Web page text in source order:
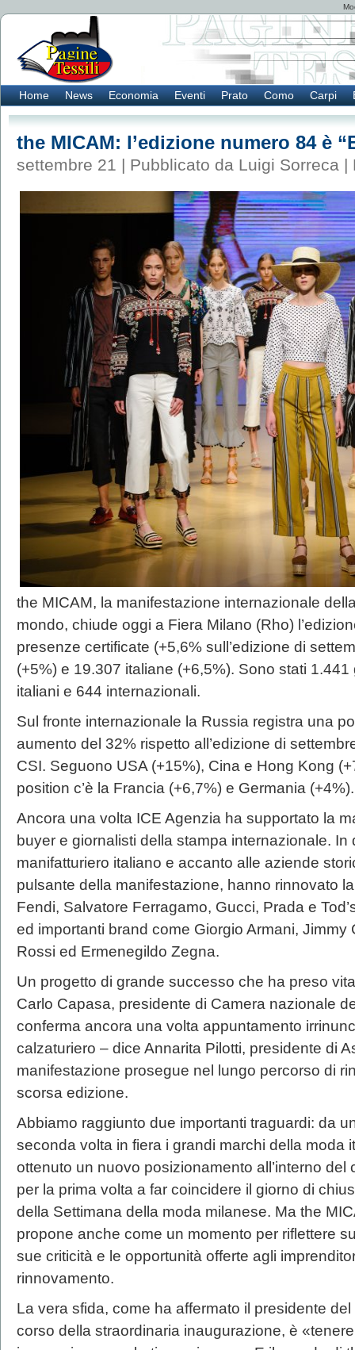
Home News Economia Eventi Prato Como Carpi
the MICAM: l’edizione numero 84 è
settembre 21 | Pubblicato da Luigi Sorreca |
the MICAM, la manifestazione internazionale
mondo, chiude oggi a Fiera Milano (Rho)
presenze certificate (+5,6% sull’edizione di
(+5%) e 19.307 italiane (+6,5%). Sono stati
italiani e 644 internazionali.
Sul fronte internazionale la Russia registra una
aumento del 32% rispetto all’edizione di
CSI. Seguono USA (+15%), Cina e Hong Kong
position c’è la Francia (+6,7%) e Germania (+4%).
Ancora una volta ICE Agenzia ha supportato la
buyer e giornalisti della stampa internazionale.
manifatturiero italiano e accanto alle aziende
pulsante della manifestazione, hanno rinnovato
Fendi, Salvatore Ferragamo, Gucci, Prada e
ed importanti brand come Giorgio Armani,
Rossi ed Ermenegildo Zegna.
Un progetto di grande successo che ha preso
Carlo Capasa, presidente di Camera nazionale
conferma ancora una volta appuntamento
calzaturiero – dice Annarita Pilotti, presidente di
manifestazione prosegue nel lungo percorso di
scorsa edizione.
Abbiamo raggiunto due importanti traguardi: da
seconda volta in fiera i grandi marchi della moda
ottenuto un nuovo posizionamento all’interno
per la prima volta a far coincidere il giorno di
della Settimana della moda milanese. Ma the
propone anche come un momento per riflettere
sue criticità e le opportunità offerte agli
rinnovamento.
La vera sfida, come ha affermato il presidente
corso della straordinaria inaugurazione, è